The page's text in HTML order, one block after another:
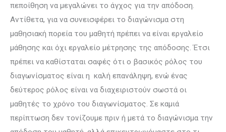
πεποίθηση να μεγαλώνει το άγχος για την απόδοση.
Αντίθετα, για να συνεισφέρει το διαγώνισμα στη
μαθησιακή πορεία του μαθητή πρέπει να είναι εργαλείο
μάθησης και όχι εργαλείο μέτρησης της απόδοσης. Έτσι
πρέπει να καθίσταται σαφές ότι ο βασικός ρόλος του
διαγωνίσματος είναι η καλή επανάληψη, ενώ ένας
δεύτερος ρόλος είναι να διαχειριστούν σωστά οι
μαθητές το χρόνο του διαγωνίσματος. Σε καμιά
περίπτωση δεν τονίζουμε πριν ή μετά το διαγώνισμα την